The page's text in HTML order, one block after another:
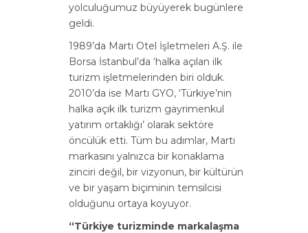
yolculuğumuz büyüyerek bugünlere
geldi.
1989’da Martı Otel İşletmeleri A.Ş. ile
Borsa İstanbul’da ‘halka açılan ilk
turizm işletmelerinden biri olduk.
2010’da ise Martı GYO, ‘Türkiye’nin
halka açık ilk turizm gayrimenkul
yatırım ortaklığı’ olarak sektöre
öncülük etti. Tüm bu adımlar, Martı
markasını yalnızca bir konaklama
zinciri değil, bir vizyonun, bir kültürün
ve bir yaşam biçiminin temsilcisi
olduğunu ortaya koyuyor.
“Türkiye turizminde markalaşma